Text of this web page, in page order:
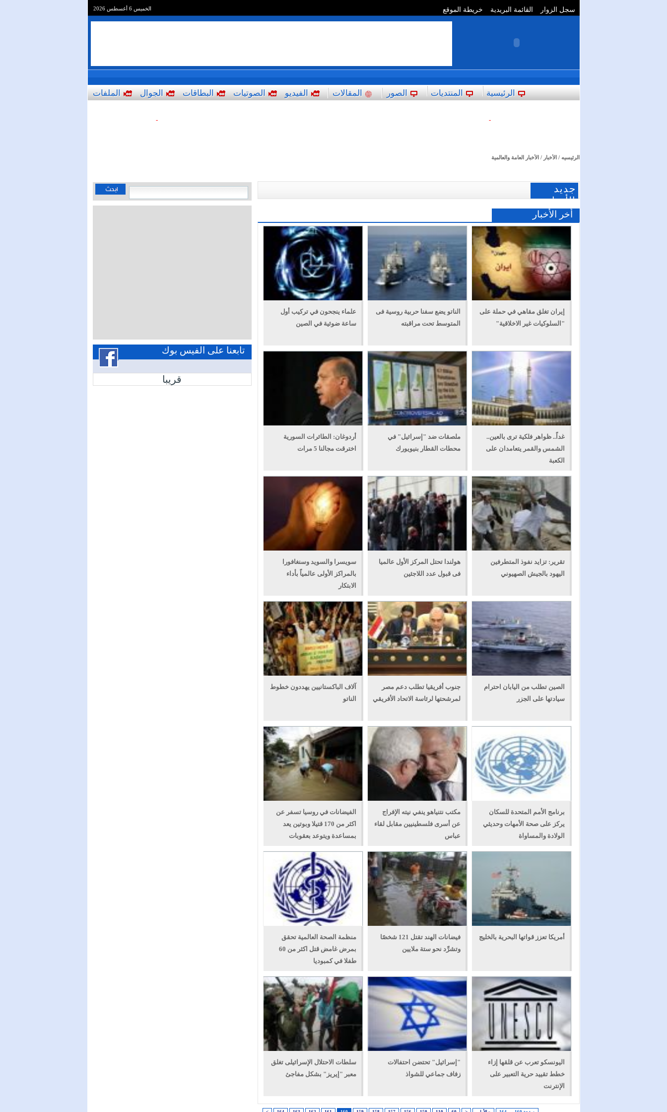
الخميس 6 أغسطس 2026 سجل الزوار القائمة البريدية خريطة الموقع
الرئيسية المنتديات الصور المقالات الفيديو الصوتيات البطاقات الجوال الملفات
-
-
الرئيسيه / الأخبار / الأخبار العامة والعالمية
جديد
الأخبار
أخر الأخبار
إيران تغلق مقاهي في حملة على
"السلوكيات غير الاخلاقية"
الناتو يضع سفنا حربية روسية فى
المتوسط تحت مراقبته
علماء ينجحون في تركيب أول
ساعة ضوئية في الصين
غداً.. ظواهر فلكية ترى بالعين..
الشمس والقمر يتعامدان على
الكعبة
ملصقات ضد "إسرائيل" في
محطات القطار بنيويورك
أردوغان: الطائرات السورية
اخترقت مجالنا 5 مرات
تقرير: تزايد نفوذ المتطرفين
اليهود بالجيش الصهيوني
هولندا تحتل المركز الأول عالميا
فى قبول عدد اللاجئين
سويسرا والسويد وسنغافورا
بالمراكز الأولى عالمياً بأداء
الابتكار
الصين تطلب من اليابان احترام
سيادتها على الجزر
جنوب أفريقيا تطلب دعم مصر
لمرشحتها لرئاسة الاتحاد الأفريقي
آلاف الباكستانيين يهددون خطوط
الناتو
برنامج الأمم المتحدة للسكان
يركز على صحة الأمهات وحديثي
الولادة والمساواة
مكتب نتنياهو ينفي نيته الإفراج
عن أسرى فلسطينيين مقابل لقاء
عباس
الفيضانات في روسيا تسفر عن
اكثر من 170 قتيلا وبوتين يعد
بمساعدة ويتوعد بعقوبات
أمريكا تعزز قواتها البحرية بالخليج
فيضانات الهند تقتل 121 شخصًا
وتشرِّد نحو ستة ملايين
منظمة الصحة العالمية تحقق
بمرض غامض قتل اكثر من 60
طفلا في كمبوديا
اليونسكو تعرب عن قلقها إزاء
خطط تقييد حرية التعبير على
الإنترنت
"إسرائيل" تحتضن احتفالات
زفاف جماعي للشواذ
سلطات الاحتلال الإسرائيلى تغلق
معبر "إيريز" بشكل مفاجئ
تابعنا على الفيس بوك
قريبا